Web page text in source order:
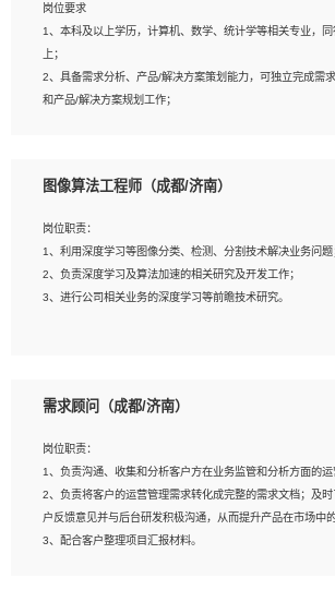
岗位要求：
1、全日制统招本科及以上学历，计算机相关专业毕业，5年
2、具有扎实的java编程功底和良好的编码习惯，有分布式、
发经验和性能调优经验尤佳；熟悉JVM调优；掌握基础中间
平台、云产品功能特性，熟练使用相关平台的功能和了解其
研发管理流程建设经验；
种常用框架和技术Springboot、Shiro、springcloud等；熟悉
常用脚本语言，较丰富的线上系统运维经验，复杂问题排查思
岗位要求
1、本科及以上学历，计算机、数学、统计学等相关专业，
上；
2、具备需求分析、产品/解决方案策划能力，可独立完成需
和产品/解决方案规划工作；
相关的解决方案，包括视频分析、图像识别、NLP、OCR、
AI算法框架，对人脸识别、目标检测、图像识别、OCR、
解。具有AI平台级产品/解决方案从业经验者优先。具有大数
6、具备良好的客户意识与沟通能力，善于学习思考、创新与
执行力与抗压力强。
图像算法工程师（成都/济南）
岗位职责：
1、利用深度学习等图像分类、检测、分割技术解决业务问题
2、负责深度学习及算法加速的相关研究及开发工作；
3、进行公司相关业务的深度学习等前瞻技术研究。
2、2年以上图像处理开发经验，熟悉python和spark开发；
建深度学习系统环境；
4、熟悉OPENCV、HALCON等常用图像处理软件，熟练进
5、熟悉主流的分类算法、聚类算法和关联分析算法原理，
的进行业务建模；
6、对OCR领域有深入的研究，熟悉模型调参，压缩和整型化
需求顾问（成都/济南）
岗位职责：
1、负责沟通、收集和分析客户方在业务监管和分析方面的运
2、负责将客户的运营管理需求转化成完整的需求文档；及
户反馈意见并与后台研发积极沟通，从而提升产品在市场中的
3、配合客户整理项目汇报材料。